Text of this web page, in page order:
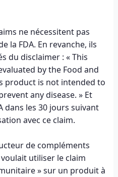
ne nécessitent pas
la FDA. En revanche, ils
du disclaimer : « This
by the Food and
product is not intended to
any disease. » Et
dans les 30 jours suivant
avec ce claim.
de compléments
utiliser le claim
» sur un produit à